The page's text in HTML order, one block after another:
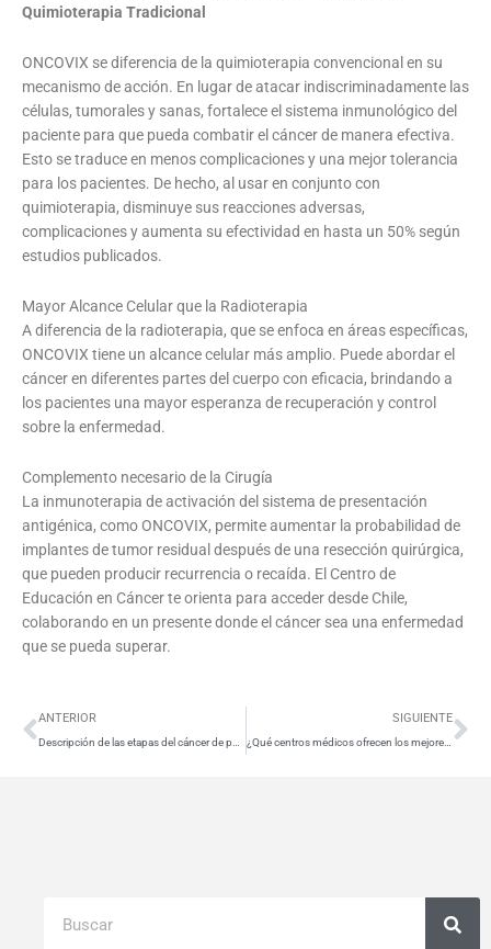
Quimioterapia Tradicional
ONCOVIX se diferencia de la quimioterapia convencional en su
mecanismo de acción. En lugar de atacar indiscriminadamente las
células, tumorales y sanas, fortalece el sistema inmunológico del
paciente para que pueda combatir el cáncer de manera efectiva.
Esto se traduce en menos complicaciones y una mejor tolerancia
para los pacientes. De hecho, al usar en conjunto con
quimioterapia, disminuye sus reacciones adversas,
complicaciones y aumenta su efectividad en hasta un 50% según
estudios publicados.
Mayor Alcance Celular que la Radioterapia
A diferencia de la radioterapia, que se enfoca en áreas específicas,
ONCOVIX tiene un alcance celular más amplio. Puede abordar el
cáncer en diferentes partes del cuerpo con eficacia, brindando a
los pacientes una mayor esperanza de recuperación y control
sobre la enfermedad.
Complemento necesario de la Cirugía
La inmunoterapia de activación del sistema de presentación
antigénica, como ONCOVIX, permite aumentar la probabilidad de
implantes de tumor residual después de una resección quirúrgica,
que pueden producir recurrencia o recaída. El Centro de
Educación en Cáncer te orienta para acceder desde Chile,
colaborando en un presente donde el cáncer sea una enfermedad
que se pueda superar.
Ant
ANTERIOR SIGUIENTE
¿Qué centros médicos ofrecen los mejores tratamientos para el cáncer en Ecuador?